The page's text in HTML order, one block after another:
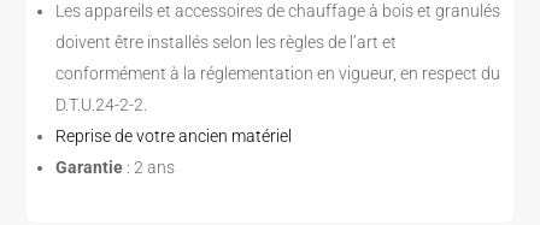
Les appareils et accessoires de chauffage à bois et granulés
doivent être installés selon les règles de l’art et
conformément à la réglementation en vigueur, en respect du
D.T.U.24-2-2.
Reprise de votre ancien matériel
Garantie : 2 ans